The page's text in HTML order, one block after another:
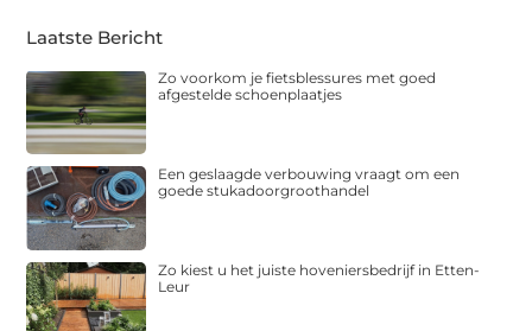
Laatste Bericht
Zo voorkom je fietsblessures met goed
afgestelde schoenplaatjes
Een geslaagde verbouwing vraagt om een
goede stukadoorgroothandel
Zo kiest u het juiste hoveniersbedrijf in Etten-
Leur